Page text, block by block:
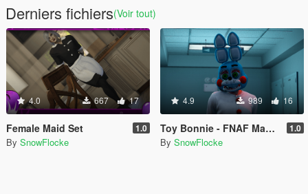
Derniers fichiers(Voir tout)
4.0 667 17
Female Maid Set 1.0
By SnowFlocke
4.9 989 16
Toy Bonnie - FNAF Mask [ Female/Male ] 1.0
By SnowFlocke